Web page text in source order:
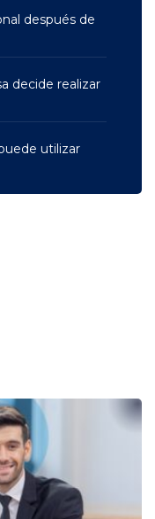
después de
decide realizar
utilizar